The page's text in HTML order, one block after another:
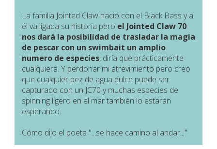
La familia Jointed Claw nació con el Black Bass y a
él va ligada su historia pero el Jointed Claw 70
nos dará la posibilidad de trasladar la magia
de pescar con un swimbait un amplio
numero de especies, diría que prácticamente
cualquiera. Y perdonar mi atrevimiento pero creo
que cualquier pez de agua dulce puede ser
capturado con un JC70 y muchas especies de
spinning ligero en el mar también lo estarán
esperando.
Cómo dijo el poeta "...se hace camino al andar..."